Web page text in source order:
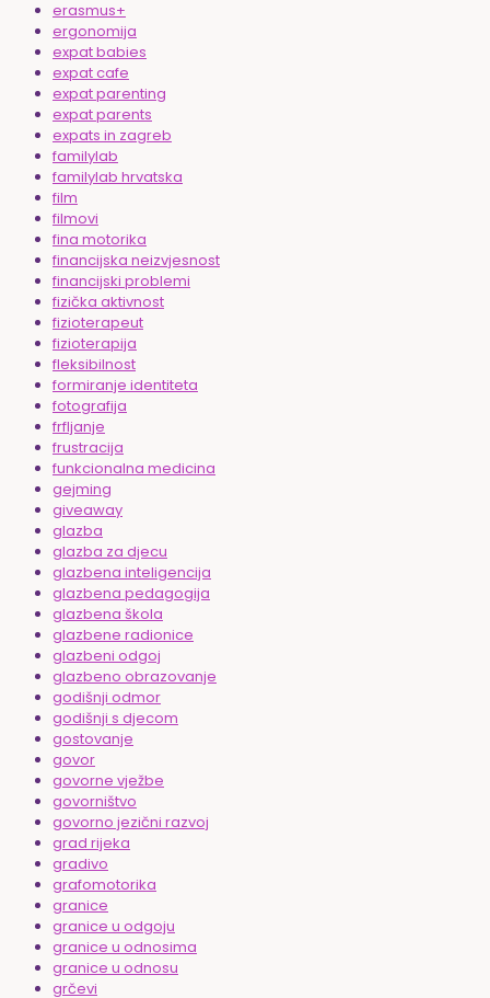
erasmus+
ergonomija
expat babies
expat cafe
expat parenting
expat parents
expats in zagreb
familylab
familylab hrvatska
film
filmovi
fina motorika
financijska neizvjesnost
financijski problemi
fizička aktivnost
fizioterapeut
fizioterapija
fleksibilnost
formiranje identiteta
fotografija
frfljanje
frustracija
funkcionalna medicina
gejming
giveaway
glazba
glazba za djecu
glazbena inteligencija
glazbena pedagogija
glazbena škola
glazbene radionice
glazbeni odgoj
glazbeno obrazovanje
godišnji odmor
godišnji s djecom
gostovanje
govor
govorne vježbe
govorništvo
govorno jezični razvoj
grad rijeka
gradivo
grafomotorika
granice
granice u odgoju
granice u odnosima
granice u odnosu
grčevi